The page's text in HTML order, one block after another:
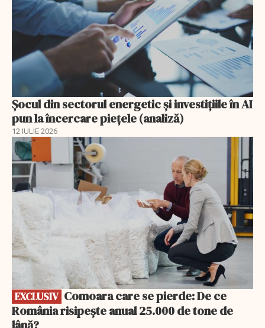
Șocul din sectorul energetic și investițiile în AI
pun la încercare piețele (analiză)
12 IULIE 2026
EXCLUSIV
EXCLUSIV
România risipește anual 25.000 de tone de